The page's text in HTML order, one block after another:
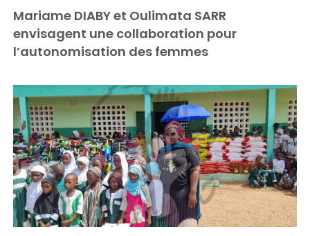
Mariame DIABY et Oulimata SARR
envisagent une collaboration pour
l’autonomisation des femmes